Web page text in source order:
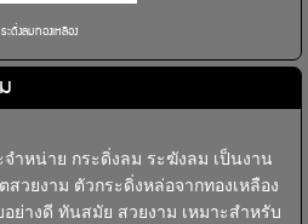
ะดิ่งลมทองเหลือง
ำหน่าย กระดิ่งลม ระฆังลม เป็นงาน
วยงาม ตัวกระดิ่งหล่อจากทองเหลือง
อย่างดี ทันสมัย สวยงาม เหมาะสำหรับ